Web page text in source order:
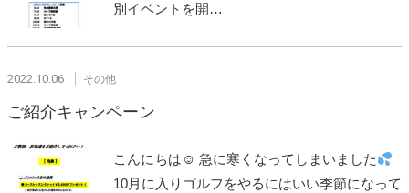
別イベントを開…
2022.10.06 その他
ご紹介キャンペーン
こんにちは☺ 急に寒くなってしまいました
10月に入りゴルフをやるにはいい季節になって